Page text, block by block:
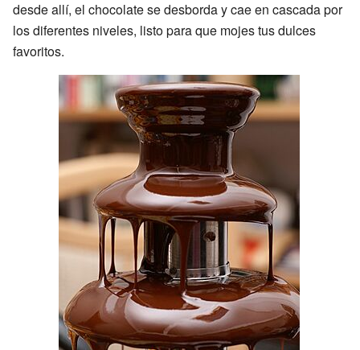
desde allí, el chocolate se desborda y cae en cascada por
los diferentes niveles, listo para que mojes tus dulces
favoritos.